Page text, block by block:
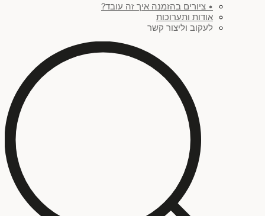
• ציורים בהזמנה איך זה עובד?
אודות ותערוכות
לעקוב וליצור קשר